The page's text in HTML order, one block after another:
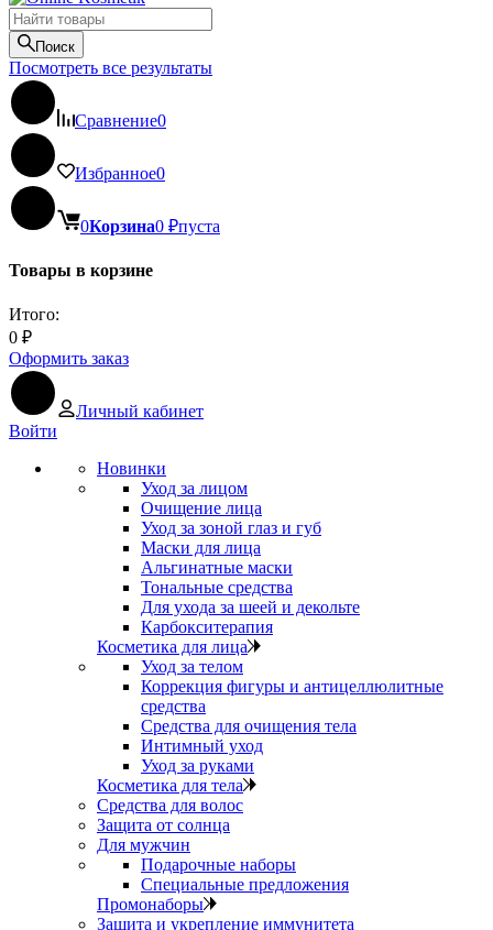
Поиск
Посмотреть все результаты
Сравнение0
Избранное0
0Корзина0 ₽пуста
Товары в корзине
Итого:
0 ₽
Оформить заказ
Личный кабинет
Войти
Новинки
Уход за лицом
Очищение лица
Уход за зоной глаз и губ
Маски для лица
Альгинатные маски
Тональные средства
Для ухода за шеей и декольте
Карбокситерапия
Косметика для лица
Уход за телом
Коррекция фигуры и антицеллюлитные
средства
Средства для очищения тела
Интимный уход
Уход за руками
Косметика для тела
Средства для волос
Защита от солнца
Для мужчин
Подарочные наборы
Специальные предложения
Промонаборы
Защита и укрепление иммунитета